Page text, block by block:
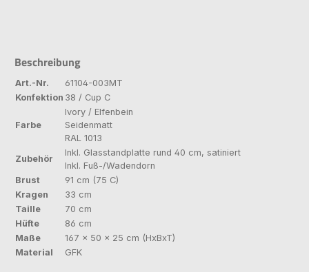
Beschreibung
Art.-Nr.
61104-003MT
Konfektion 38 / Cup C
Farbe
Ivory / Elfenbein
Seidenmatt
RAL 1013
Zubehör
Inkl. Glasstandplatte rund 40 cm, satiniert
Inkl. Fuß-/Wadendorn
Brust
91 cm (75 C)
Kragen
33 cm
Taille
70 cm
Hüfte
86 cm
Maße
167 × 50 × 25 cm (HxBxT)
Material
GFK